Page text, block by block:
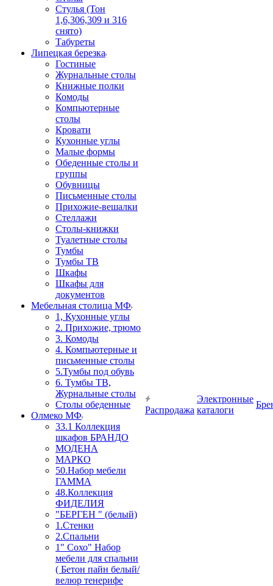
Стулья (Тон
1,6,306,309 и 316
снято)
Табуреты
Липецкая березка
Гостиные
Журнальные столы
Книжные полки
Комоды
Компьютерные
столы
Кровати
Кухонные углы
Малые формы
Обеденные столы и
группы
Обувницы
Письменные столы
Прихожие-вешалки
Стеллажи
Столы-книжки
Туалетные столы
Тумбы
Тумбы ТВ
Шкафы
Шкафы для
документов
Мебельная столица МФ
1, Кухонные углы
2. Прихожие, трюмо
3. Комоды
4. Компьютерные и
письменные столы
5.Тумбы под обувь
6. Тумбы ТВ,
Журнальные столы
Столы обеденные
Олмеко МФ
33.1 Коллекция
шкафов БРАНДО
МОДЕНА
МАРКО
50.Набор мебели
ГАММА
48.Коллекция
ФИДЕЛИЯ
"БЕРГЕН " (белый)
1.Стенки
2.Спальни
1" Сохо" Набор
мебели для спальни
( Бетон пайн белый/
велюр тенерифе
Распродажа
Электронные
каталоги